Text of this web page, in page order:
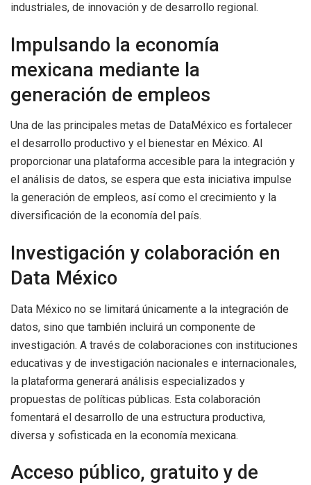
industriales, de innovación y de desarrollo regional.
Impulsando la economía
mexicana mediante la
generación de empleos
Una de las principales metas de DataMéxico es fortalecer
el desarrollo productivo y el bienestar en México. Al
proporcionar una plataforma accesible para la integración y
el análisis de datos, se espera que esta iniciativa impulse
la generación de empleos, así como el crecimiento y la
diversificación de la economía del país.
Investigación y colaboración en
Data México
Data México no se limitará únicamente a la integración de
datos, sino que también incluirá un componente de
investigación. A través de colaboraciones con instituciones
educativas y de investigación nacionales e internacionales,
la plataforma generará análisis especializados y
propuestas de políticas públicas. Esta colaboración
fomentará el desarrollo de una estructura productiva,
diversa y sofisticada en la economía mexicana.
Acceso público, gratuito y de